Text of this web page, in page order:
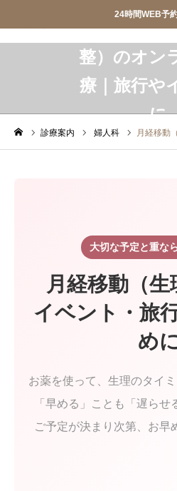
24時間WEB予
産婦人科SIOクリニック
月経移動（
整）のオン
療｜旅行や
に
診療案内 婦人科 月経移動（生
大切な予定と重な
月経移動（生
イベント・旅
め
お薬を使って、生理のタイ
「早める」ことも「遅らせ
ご予定が決まり次第、お早
産婦人科SIOクリニック
おしらせ
 診療案内
調剤薬局
特定商取引法に基づく表記
オンライン診療
アフターピル緊急チャーター便